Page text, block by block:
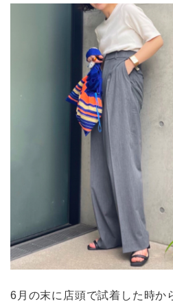
6月の末に店頭で試着した時か